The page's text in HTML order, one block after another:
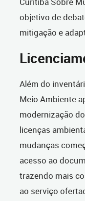
objetivo de
mitigação e
Além do
Meio Ambiente
modernização
licenças
mudanças
acesso ao
trazendo mais
ao serviço